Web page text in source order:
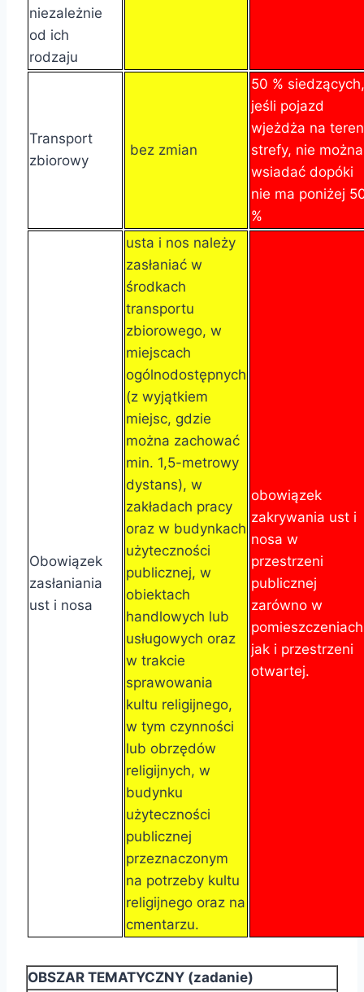
niezależnie
od ich
rodzaju
Transport
zbiorowy
bez zmian
50 % siedzących,
jeśli pojazd
wjeżdża na teren
strefy, nie można
wsiadać dopóki
nie ma poniżej
%
Obowiązek
zasłaniania
ust i nosa
usta i nos należy
zasłaniać w
środkach
transportu
zbiorowego, w
miejscach
ogólnodostępnych
(z wyjątkiem
miejsc, gdzie
można zachować
min. 1,5-metrowy
dystans), w
zakładach pracy
oraz w budynkach
użyteczności
publicznej, w
obiektach
handlowych lub
usługowych oraz
w trakcie
sprawowania
kultu religijnego,
w tym czynności
lub obrzędów
religijnych, w
budynku
użyteczności
publicznej
przeznaczonym
na potrzeby kultu
religijnego oraz na
cmentarzu.
obowiązek
zakrywania ust i
nosa w
przestrzeni
publicznej
zarówno w
jak i przestrzeni
otwartej.
OBSZAR TEMATYCZNY (zadanie)